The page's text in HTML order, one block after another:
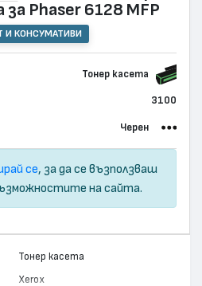
за Phaser 6128 MFP
И КОНСУМАТИВИ
Тонер касета
3100
Черен
се, за да се възползваш
на сайта.
Тонер касета
Xerox